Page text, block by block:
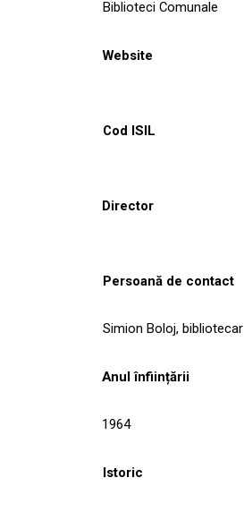
Biblioteci Comunale
Website
Cod ISIL
Director
Persoană de contact
Simion Boloj, bibliotecar
Anul înființării
1964
Istoric